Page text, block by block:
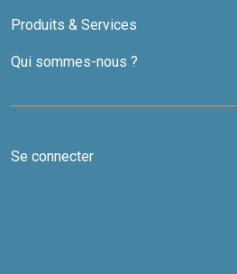
Produits & Services
Qui sommes-nous ?
Se connecter